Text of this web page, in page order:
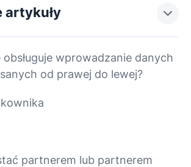
artykuły
obsługuje wprowadzanie danych
od prawej do lewej?
partnerem lub partnerem